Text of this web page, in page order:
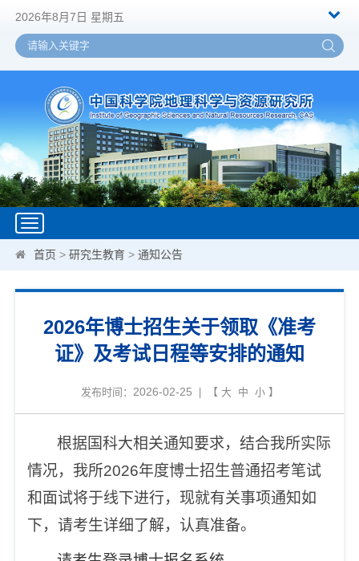
2026年8月7日 星期五
Toggle
navigation
首页 >研究生教育 >通知公告
2026年博士招生关于领取《准考
证》及考试日程等安排的通知
发布时间： 2026-02-25 | 【 大 中 小】
根据国科大相关通知要求，结合我所实际
情况，我所2026年度博士招生普通招考笔试
和面试将于线下进行，现就有关事项通知如
下，请考生详细了解，认真准备。